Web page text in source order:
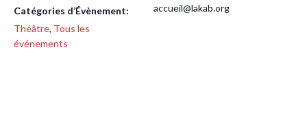
Catégories d’Évènement:
Théâtre, Tous les
événements
accueil@lakab.org